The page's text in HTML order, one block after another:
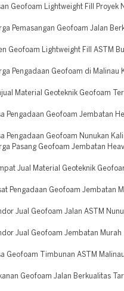
Geofoam Lightweight Fill Proyek
Pemasangan Geofoam Jalan
Geofoam Lightweight Fill ASTM
Pengadaan Geofoam di Malinau
Material Geoteknik Geofoam
Pengadaan Geofoam Jembatan
Pengadaan Geofoam Nunukan
Pasang Geofoam Jembatan
Jual Material Geoteknik
Pengadaan Geofoam Jembatan
Jual Geofoam Jalan ASTM
Jual Geofoam Jembatan Murah
Geofoam Timbunan ASTM
Geofoam Jalan Berkualitas